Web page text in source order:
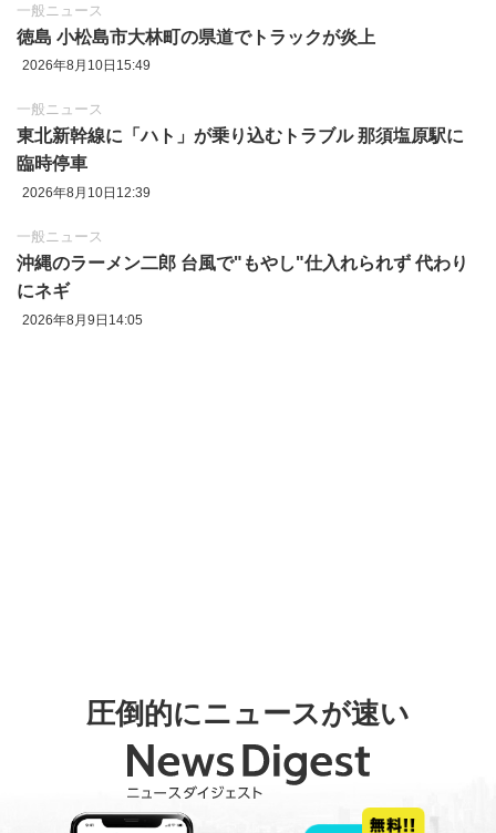
一般ニュース
徳島 小松島市大林町の県道でトラックが炎上
2026年8月10日15:49
一般ニュース
東北新幹線に「ハト」が乗り込むトラブル 那須塩原駅に
臨時停車
2026年8月10日12:39
一般ニュース
沖縄のラーメン二郎 台風で"もやし"仕入れられず 代わり
にネギ
2026年8月9日14:05
圧倒的にニュースが速い